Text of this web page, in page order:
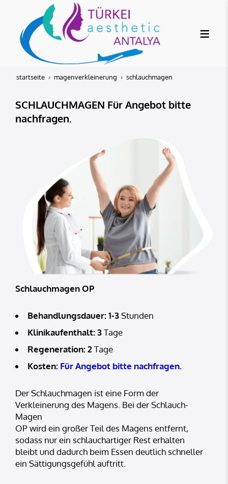
startseite magenverkleinerung schlauchmagen
SCHLAUCHMAGEN Für Angebot bitte
nachfragen.
Schlauchmagen OP
Behandlungsdauer: 1-3Stunden
Klinikaufenthalt: 3Tage
Regeneration: 2 Tage
Kosten: Für Angebot bitte nachfragen.
Der Schlauchmagen ist eine Form der
Verkleinerung des Magens. Bei der Schlauch-
Magen
OP wird ein großer Teil des Magens entfernt,
sodass nur ein schlauchartiger Rest erhalten
bleibt und dadurch beim Essen deutlich schneller
ein Sättigungsgefühl auftritt.